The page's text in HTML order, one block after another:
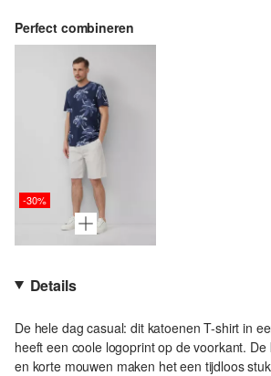
Perfect combineren
-30%
Details
De hele dag casual: dit katoenen T-shirt in
heeft een coole logoprint op de voorkant.
en korte mouwen maken het een tijdloos